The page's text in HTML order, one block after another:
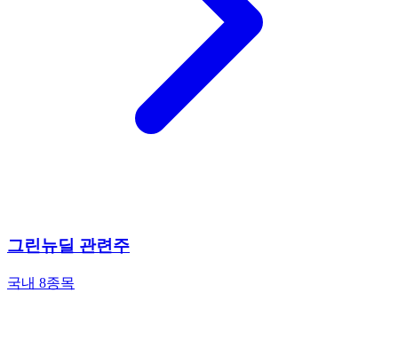
그린뉴딜 관련주
국내 8종목